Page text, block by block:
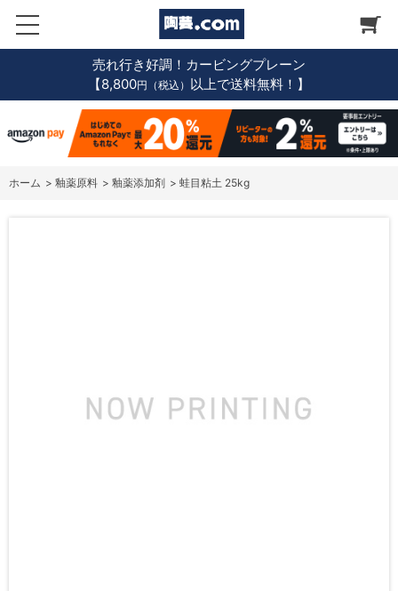
売れ行き好調！カービングプレーン
【8,800円（税込） 以上で送料無料！】
ホーム > 釉薬原料 > 釉薬添加剤 > 蛙目粘土 25kg